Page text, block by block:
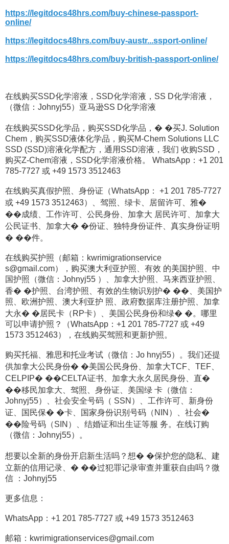
https://legitdocs48hrs.com/buy-chinese-passport-
online/
https://legitdocs48hrs.com/buy-austr...ssport-online/
https://legitdocs48hrs.com/buy-british-passport-online/
在线购买SSD化学溶液，SSD化学溶液，SS D化学溶液，
（微信：Johnyj55）亚马逊SS D化学溶液
在线购买SSD化学品，购买SSD化学品，� �买J. Solution
Chem，购买SSD液体化学品，购买M-Chem Solutions LLC
SSD (SSD)溶液化学配方，通用SSD溶液，我们 收购SSD，
购买Z-Chem溶液，SSD化学溶液价格。 WhatsApp：+1 201
785-7727 或 +49 1573 3512463
在线购买真假护照、身份证（WhatsApp： +1 201 785-7727
或 +49 1573 3512463）、驾照、绿卡、居留许可、雅�
��成绩、工作许可、公民身份、加拿大 居民许可、加拿大
公民证书、加拿大� �份证、独特身份证件、真实身份证明
� ��件。
在线购买护照（邮箱：kwrimigrationservice
s@gmail.com），购买澳大利亚护照、有效 的美国护照、中
国护照（微信：Johnyj55 ）、加拿大护照、马来西亚护照、
香� �护照、台湾护照、有效的生物识别护� ��、美国护
照、欧洲护照、澳大利亚护 照、政府数据库注册护照、加拿
大永� �居民卡（RP卡）、美国公民身份和绿� �。哪里
可以申请护照？（WhatsApp：+1 201 785-7727 或 +49
1573 3512463），在线购买驾照和更新护照。
购买托福、雅思和托业考试（微信：Jo hnyj55）。我们还提
供加拿大公民身份� �美国公民身份、加拿大TCF、TEF、
CELPIP� ��CELTA证书、加拿大永久居民身份、直�
��移民加拿大、驾照、身份证、美国绿 卡（微信：
Johnyj55）、社会安全号码（ SSN）、工作许可、新身份
证、国民保� �卡、国家身份识别号码（NIN）、社会�
��险号码（SIN）、结婚证和出生证等服 务。在线订购
（微信：Johnyj55）。
想要以全新的身份开启新生活吗？想� �保护您的隐私、建
立新的信用记录、� ��过犯罪记录审查并重获自由吗？微
信 ：Johnyj55
更多信息：
WhatsApp：+1 201 785-7727 或 +49 1573 3512463
邮箱：kwrimigrationservices@gmail.com